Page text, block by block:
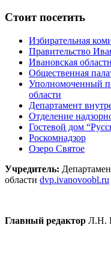
Стоит посетить
Избирательная
Правительство
Ивановская
Общественная
Уполномоченный
области
Департамент
Отделение
Гостевой дом
Роскомнадзор
Озеро Святое
Учредитель:
области dvp.ivanovoobl.ru
Главный редактор Л.Н.